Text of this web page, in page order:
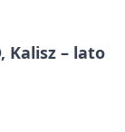
Kalisz – lato